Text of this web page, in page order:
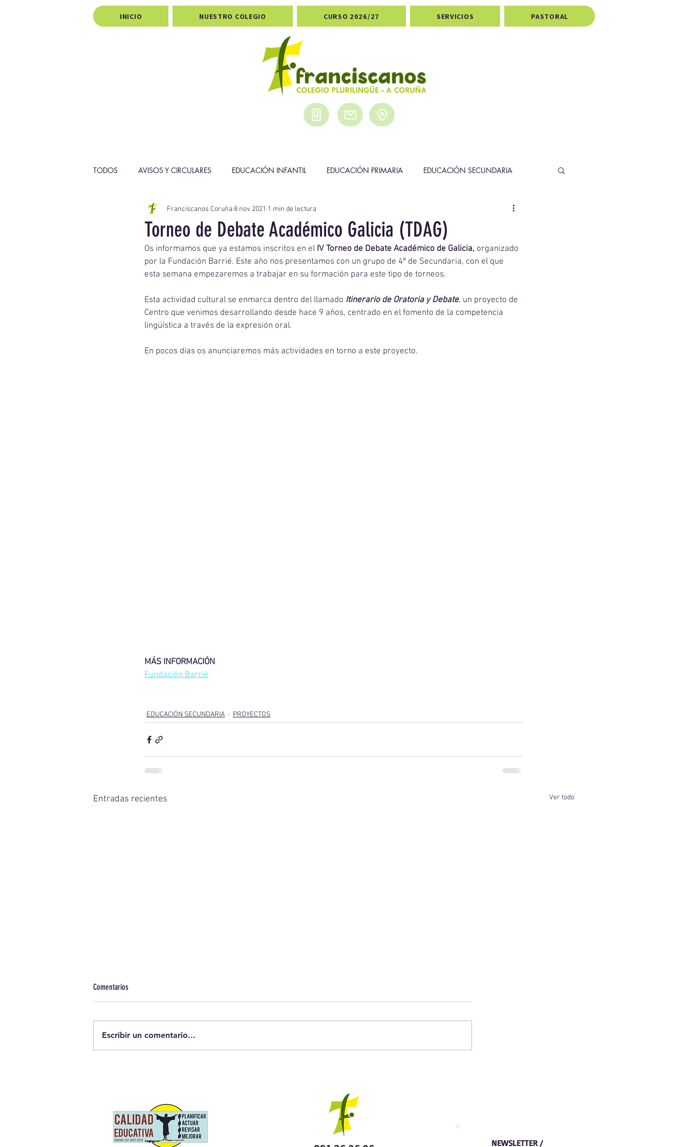
INICIO NUESTRO COLEGIO CURSO 2026/27 SERVICIOS PASTORAL
TODOS AVISOS Y CIRCULARES EDUCACIÓN INFANTIL EDUCACIÓN PRIMARIA EDUCACIÓN SECUNDARIA
PROYECTOS PASTORAL DEPORTES PREMIOS
Torneo de Debate Académico Galicia (TDAG)
Franciscanos Coruña 8 nov 2021 1 min de lectura
Os informamos que ya estamos inscritos en el IV Torneo de Debate Académico de Galicia, organizado
por la Fundación Barrié. Este año nos presentamos con un grupo de 4º de Secundaria, con el que
esta semana empezaremos a trabajar en su formación para este tipo de torneos.
Esta actividad cultural se enmarca dentro del llamado Itinerario de Oratoria y Debate, un proyecto de
Centro que venimos desarrollando desde hace 9 años, centrado en el fomento de la competencia
lingüística a través de la expresión oral.
En pocos días os anunciaremos más actividades en torno a este proyecto.
MÁS INFORMACIÓN
Fundación Barrié
EDUCACIÓN SECUNDARIA PROYECTOS
Entradas recientes Ver todo
Comentarios
Escribir un comentario...
NEWSLETTER /